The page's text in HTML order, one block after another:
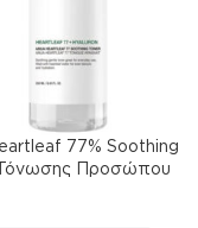
77% Soothing
Τόνωσης Προσώπου